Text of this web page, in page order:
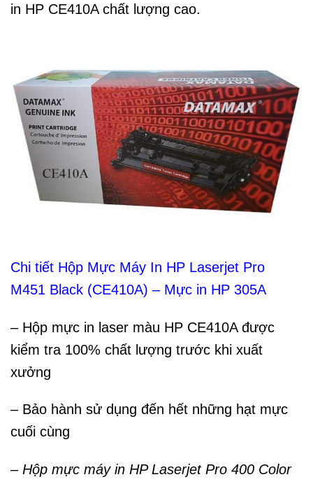
in HP CE410A chất lượng cao.
Chi tiết Hộp Mực Máy In HP Laserjet Pro
M451 Black (CE410A) – Mực in HP 305A
– Hộp mực in laser màu HP CE410A được
kiểm tra 100% chất lượng trước khi xuất
xưởng
– Bảo hành sử dụng đến hết những hạt mực
cuối cùng
– Hộp mực máy in HP Laserjet Pro 400 Color